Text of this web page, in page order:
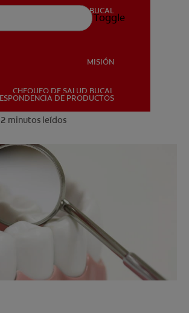
SALUD BUCAL
CORRESPONDENCIA DE PRODUCTOS
US (ES)
SALUD BUCAL
MISIÓN
CHEQUEO DE SALUD BUCAL
DE PRODUCTOS
Toggle
minutos leídos